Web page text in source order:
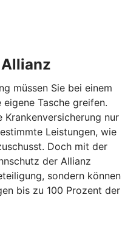
müssen Sie bei einem
Tasche greifen.
nur
Leistungen, wie
Doch mit der
der Allianz
sondern können
bis zu 100 Prozent der